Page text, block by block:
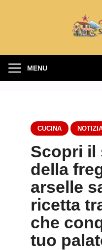
MENU
CUCINA
Scopri il
della
arselle
ricetta
che
tuo